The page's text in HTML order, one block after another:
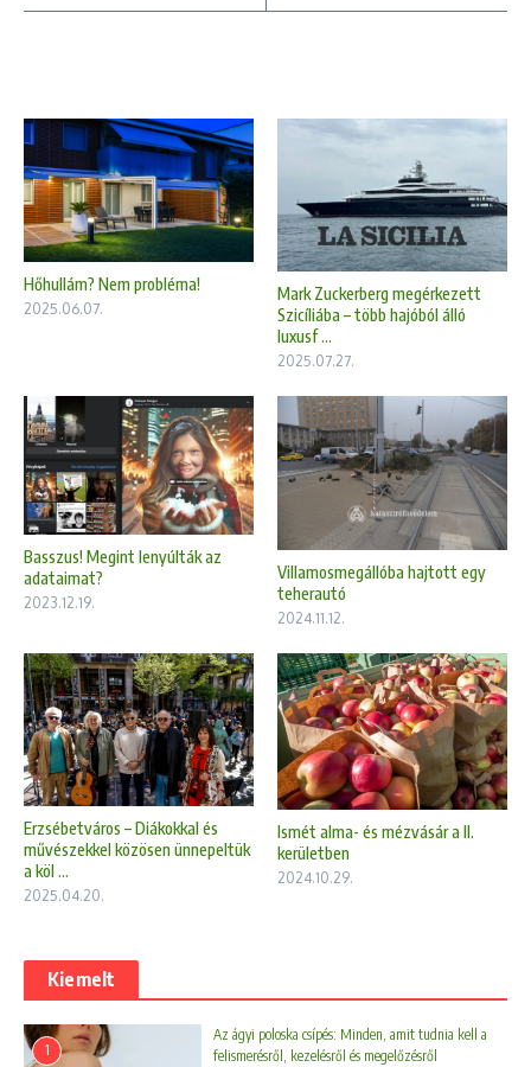
Hőhullám? Nem probléma!
2025.06.07.
Mark Zuckerberg megérkezett
Szicíliába – több hajóból álló
luxusf ...
2025.07.27.
Basszus! Megint lenyúlták az
adataimat?
2023.12.19.
Villamosmegállóba hajtott egy
teherautó
2024.11.12.
Erzsébetváros – Diákokkal és
művészekkel közösen ünnepeltük
a köl ...
2025.04.20.
Ismét alma- és mézvásár a II.
kerületben
2024.10.29.
Kiemelt
1
Az ágyi poloska csípés: Minden, amit tudnia kell a
felismerésről, kezelésről és megelőzésről